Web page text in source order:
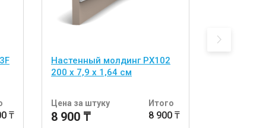
₸
Настенный молдинг PX102
200 x 7,9 x 1,64 см
Цена за штуку
8 900 ₸
Итого
8 900 ₸